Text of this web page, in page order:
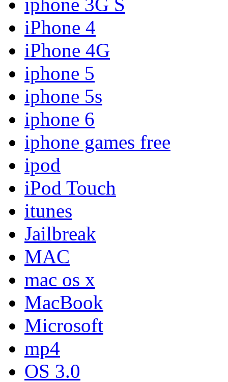
iPhone 4
iPhone 4G
iphone 5
iphone 5s
iphone 6
iphone games free
ipod
iPod Touch
itunes
Jailbreak
MAC
mac os x
MacBook
Microsoft
mp4
OS 3.0